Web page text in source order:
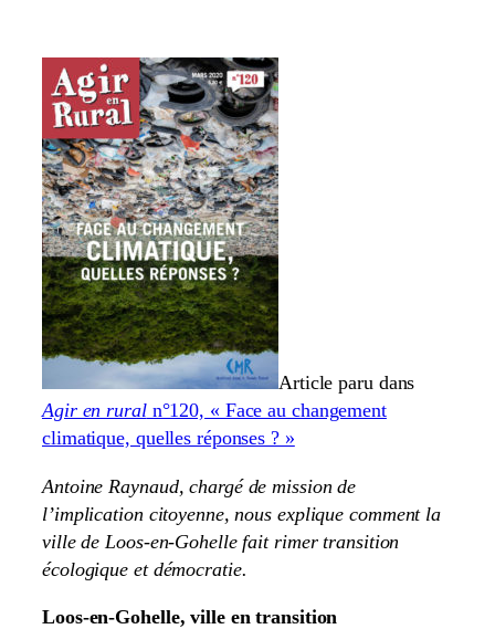
Article paru dans
Agir en ruraln°120, « Face au changement
climatique, quelles réponses ? »
Antoine Raynaud, chargé de mission de
l’implication citoyenne, nous explique comment la
ville de Loos-en-Gohelle fait rimer transition
écologique et démocratie.
Loos-en-Gohelle, ville en transition